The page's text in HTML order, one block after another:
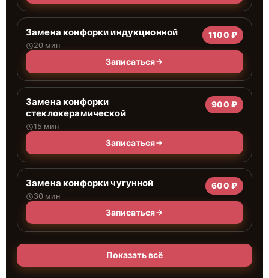
Замена конфорки индукционной
20 мин
1100 ₽
Записаться
Замена конфорки
стеклокерамической
15 мин
900 ₽
Записаться
Замена конфорки чугунной
30 мин
600 ₽
Записаться
Показать всё